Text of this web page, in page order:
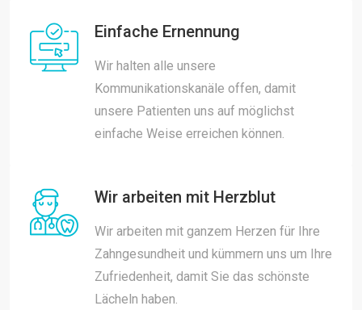
Einfache Ernennung
Wir halten alle unsere
Kommunikationskanäle offen, damit
unsere Patienten uns auf möglichst
einfache Weise erreichen können.
Wir arbeiten mit Herzblut
Wir arbeiten mit ganzem Herzen für Ihre
Zahngesundheit und kümmern uns um Ihre
Zufriedenheit, damit Sie das schönste
Lächeln haben.